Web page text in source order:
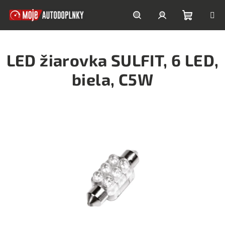
HľadaťPrihlásenie
košík
LED žiarovka SULFIT, 6 LED,
biela, C5W